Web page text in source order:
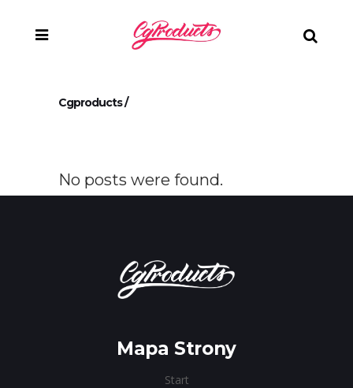
Cgproducts/
No posts were found.
Mapa Strony
Start